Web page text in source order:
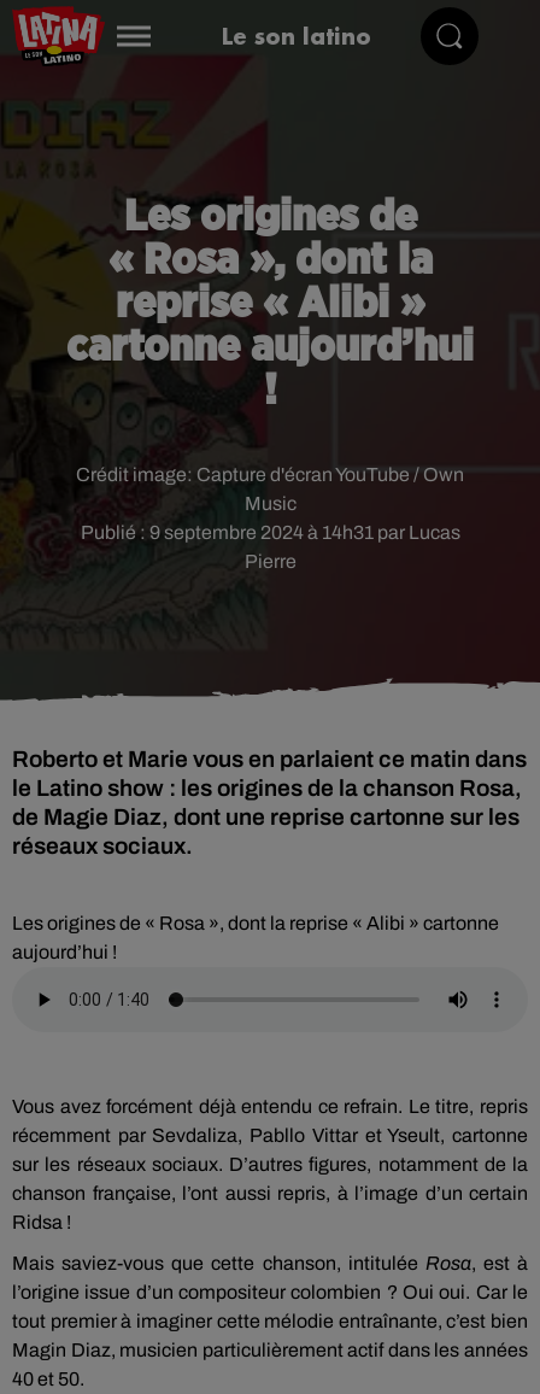
Le son latino
Les origines de
« Rosa », dont la
reprise « Alibi »
cartonne aujourd’hui
!
Publié : 9 septembre 2024 à 14h31 par Lucas
Pierre
Crédit image: Capture d'écran YouTube / Own
Music
Roberto et Marie vous en parlaient ce matin dans
le Latino show : les origines de la chanson Rosa,
de Magie Diaz, dont une reprise cartonne sur les
réseaux sociaux.
Les origines de « Rosa », dont la reprise « Alibi » cartonne
aujourd’hui !
Vous avez forcément déjà entendu ce refrain. Le titre, repris
récemment par Sevdaliza, Pabllo Vittar et Yseult, cartonne
sur les réseaux sociaux. D’autres figures, notamment de la
chanson française, l’ont aussi repris, à l’image d’un certain
Ridsa !
Mais saviez-vous que cette chanson, intitulée Rosa, est à
l’origine issue d’un compositeur colombien ? Oui oui. Car le
tout premier à imaginer cette mélodie entraînante, c’est bien
Magin Diaz, musicien particulièrement actif dans les années
40 et 50.